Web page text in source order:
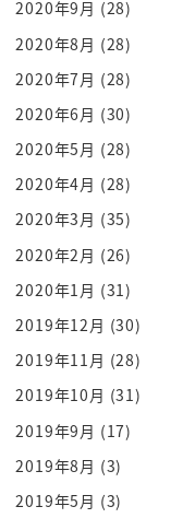
でもなんかその 使
最初茶器買うのも
うん
ですよ
わかるねえ なんか
うん
ちょっとずなんかリ
自分の中の好きなも
うん
なんか役に立つ立
作業 本当よちよち
今やり始めてる感じ
うん それを楽しむ
うん
その残りの時間にで
2020年9月 (28)
2020年8月 (28)
2020年7月 (28)
2020年6月 (30)
2020年5月 (28)
2020年4月 (28)
2020年3月 (35)
2020年2月 (26)
2020年1月 (31)
2019年12月 (30)
2019年11月 (28)
2019年10月 (31)
2019年9月 (17)
2019年8月 (3)
2019年5月 (3)